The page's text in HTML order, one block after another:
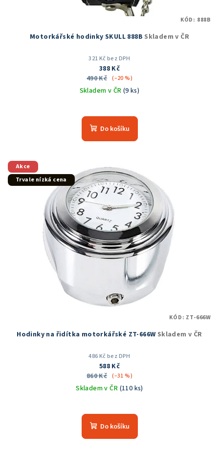
Motorkářské hodinky SKULL 888B Skladem v ČR
321 Kč bez DPH
388 Kč
490 Kč (–20 %)
Skladem v ČR (9 ks)
hodnocení
produktu
5
hvězdiček.
Do košíku
KÓD: 888B
Akce
Trvale nízká cena
Hodinky na řidítka motorkářské ZT-666W Skladem v ČR
486 Kč bez DPH
588 Kč
860 Kč (–31 %)
Skladem v ČR (110 ks)
hodnocení
produktu
Do košíku
KÓD: ZT-666W